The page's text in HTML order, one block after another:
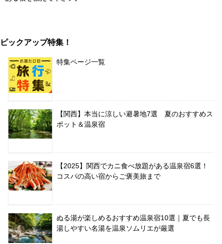
ピックアップ特集！
特集ページ一覧
【関西】本当に涼しい避暑地7選 夏のおすすめス
ポット＆温泉宿
【2025】関西でカニ食べ放題がある温泉宿6選！
コスパの高い宿からご褒美旅まで
ぬる湯が楽しめるおすすめ温泉宿10選｜夏でも長
湯しやすい名湯を温泉ソムリエが厳選